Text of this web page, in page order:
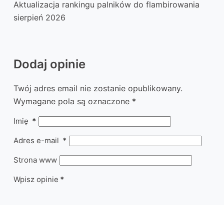
Aktualizacja rankingu palników do flambirowania
sierpień 2026
Dodaj opinie
Twój adres email nie zostanie opublikowany.
Wymagane pola są oznaczone *
Imię *
Adres e-mail *
Strona www
Wpisz opinie *